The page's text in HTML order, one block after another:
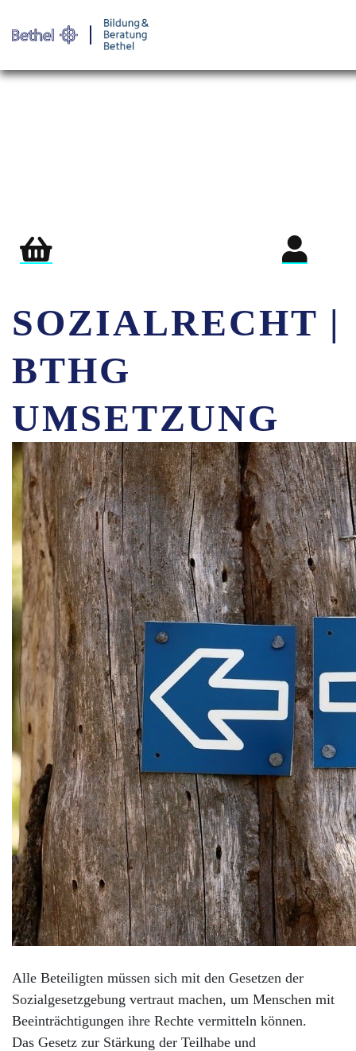
SOZIALRECHT |
BTHG
UMSETZUNG
Alle Beteiligten müssen sich mit den Gesetzen der
Sozialgesetzgebung vertraut machen, um Menschen mit
Beeinträchtigungen ihre Rechte vermitteln können.
Das Gesetz zur Stärkung der Teilhabe und